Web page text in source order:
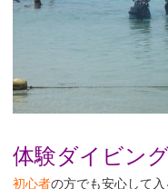
体験ダイビン
初心者の方でも安心して